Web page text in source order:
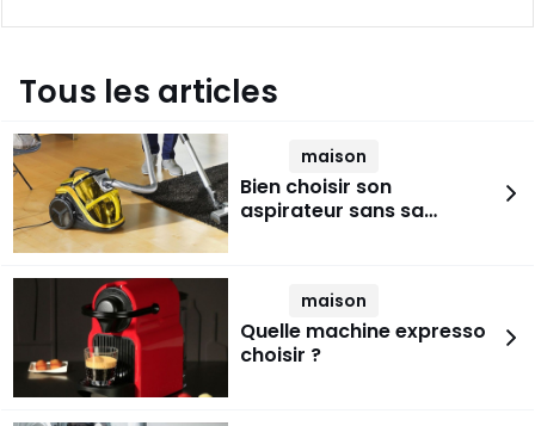
Tous les articles
maison
Bien choisir son
aspirateur sans sa…
maison
Quelle machine expresso
choisir ?